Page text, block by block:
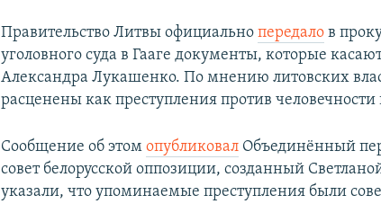
Правительство Литвы официальнопередало в
уголовного суда в Гааге документы, которые
Александра Лукашенко. По мнению литовских
расценены как преступления против
Сообщение об этомопубликовал Объединённый
совет белорусской оппозиции, созданный
указали, что упоминаемые преступления были